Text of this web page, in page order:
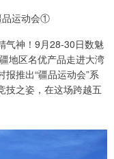
品运动会①
气神！9月28-30日数魅
地区名优产品走进大湾
推出“疆品运动会”系
技之姿，在这场跨越五